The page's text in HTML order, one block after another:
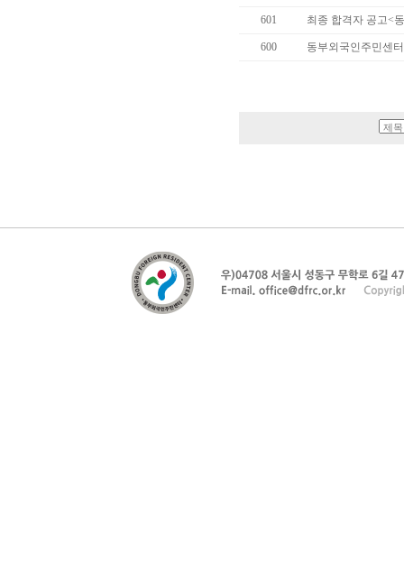
601 최종 합격자 공고<
600 동부외국인주민센